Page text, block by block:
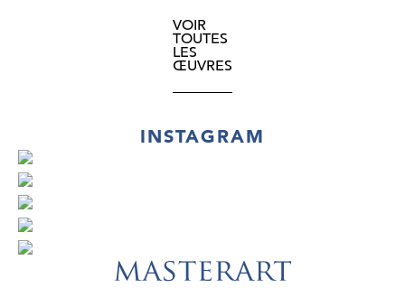
VOIR
TOUTES
LES
ŒUVRES
INSTAGRAM